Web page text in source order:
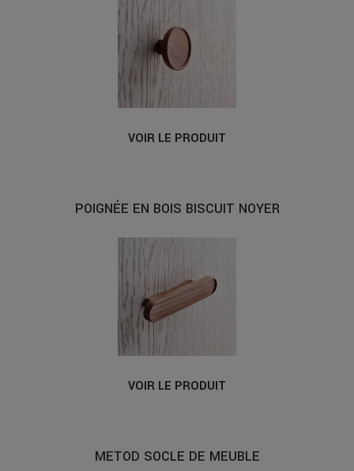
VOIR LE PRODUIT
POIGNÉE EN BOIS BISCUIT NOYER
VOIR LE PRODUIT
METOD SOCLE DE MEUBLE